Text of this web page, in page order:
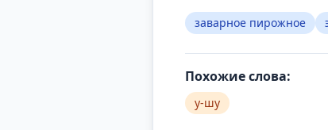
заварное пирожное
Похожие слова:
у-шу